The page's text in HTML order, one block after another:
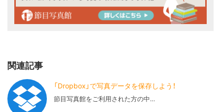
関連記事
「Dropbox」で写真データを保存しよう！
節目写真館をご利用された方の中…